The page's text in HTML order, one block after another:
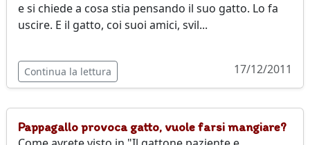
e si chiede a cosa stia pensando il suo gatto. Lo fa
uscire. E il gatto, coi suoi amici, svil...
Continua la lettura 17/12/2011
Pappagallo provoca gatto, vuole farsi mangiare?